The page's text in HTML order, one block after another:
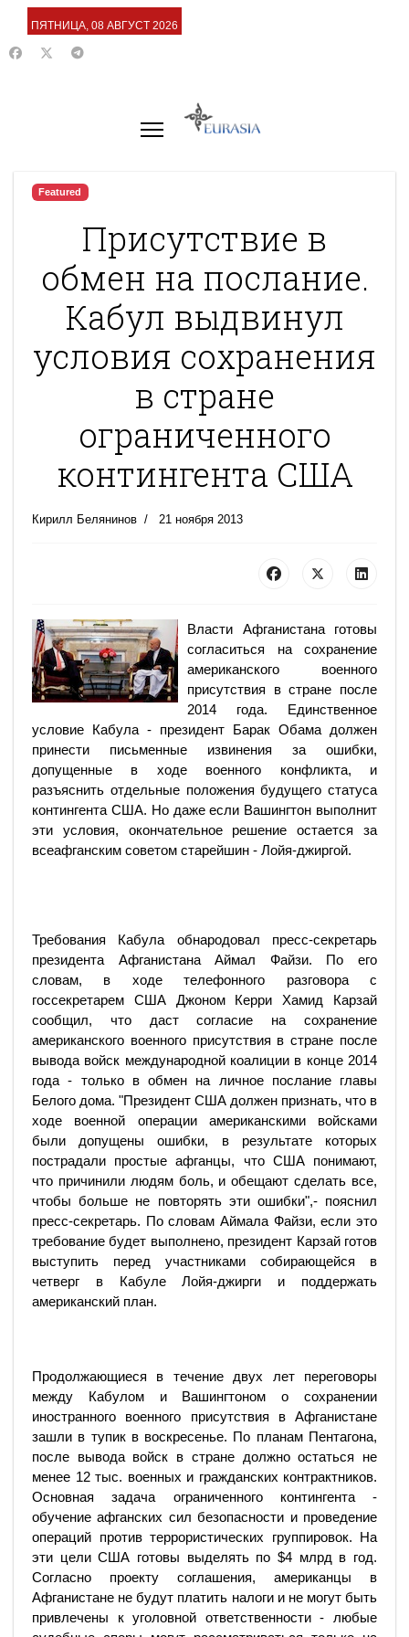
ПЯТНИЦА, 08 АВГУСТ 2026
Featured
Присутствие в
обмен на послание.
Кабул выдвинул
условия сохранения
в стране
ограниченного
контингента США
Кирилл Белянинов 21 ноября 2013
Власти Афганистана готовы
согласиться на сохранение
американского военного
присутствия в стране после
2014 года. Единственное
условие Кабула - президент Барак Обама должен
принести письменные извинения за ошибки,
допущенные в ходе военного конфликта, и
разъяснить отдельные положения будущего статуса
контингента США. Но даже если Вашингтон выполнит
эти условия, окончательное решение остается за
всеафганским советом старейшин - Лойя-джиргой.
Требования Кабула обнародовал пресс-секретарь
президента Афганистана Аймал Файзи. По его
словам, в ходе телефонного разговора с
госсекретарем США Джоном Керри Хамид Карзай
сообщил, что даст согласие на сохранение
американского военного присутствия в стране после
вывода войск международной коалиции в конце 2014
года - только в обмен на личное послание главы
Белого дома. "Президент США должен признать, что в
ходе военной операции американскими войсками
были допущены ошибки, в результате которых
пострадали простые афганцы, что США понимают,
что причинили людям боль, и обещают сделать все,
чтобы больше не повторять эти ошибки",- пояснил
пресс-секретарь. По словам Аймала Файзи, если это
требование будет выполнено, президент Карзай готов
выступить перед участниками собирающейся в
четверг в Кабуле Лойя-джирги и поддержать
американский план.
Продолжающиеся в течение двух лет переговоры
между Кабулом и Вашингтоном о сохранении
иностранного военного присутствия в Афганистане
зашли в тупик в воскресенье. По планам Пентагона,
после вывода войск в стране должно остаться не
менее 12 тыс. военных и гражданских контрактников.
Основная задача ограниченного контингента -
обучение афганских сил безопасности и проведение
операций против террористических группировок. На
эти цели США готовы выделять по $4 млрд в год.
Согласно проекту соглашения, американцы в
Афганистане не будут платить налоги и не могут быть
привлечены к уголовной ответственности - любые